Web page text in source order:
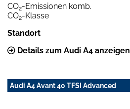
CO2-Emissionen komb.
CO2-Klasse
Standort
Details zum Audi A4 anzeigen
Audi A4 Avant 40 TFSI Advanced